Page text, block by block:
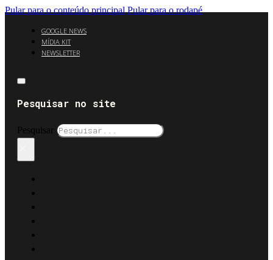
Pular para o conteúdo principal Pular para o rodapé
GOOGLE NEWS
MÍDIA KIT
NEWSLETTER
Pesquisar no site
Pesquisar